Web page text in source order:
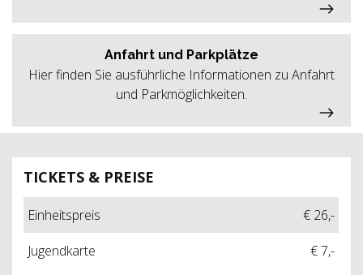
TICKETS & PREISE
Einheitspreis
€ 26,-
Jugendkarte
€ 7,-
Anfahrt und Parkplätze
Hier finden Sie ausführliche Informationen zu Anfahrt
und Parkmöglichkeiten.